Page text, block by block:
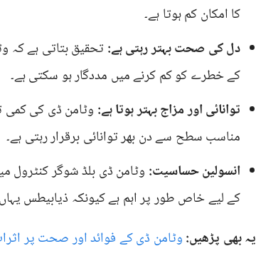
کا امکان کم ہوتا ہے۔
دل کی صحت بہتر رہتی ہے: تحقیق بتاتی ہے
کے خطرے کو کم کرنے میں مددگار ہو سکتی ہے۔
توانائی اور مزاج بہتر ہوتا ہے: وٹامن ڈی کی کمی
مناسب سطح سے دن بھر توانائی برقرار رہتی ہے۔
انسولین حساسیت: وٹامن ڈی بلڈ شوگر کنٹرول
کے لیے خاص طور پر اہم ہے کیونکہ ذیابیطس
یہ بھی پڑھیں:وٹامن ڈی کے فوائد اور صحت پر